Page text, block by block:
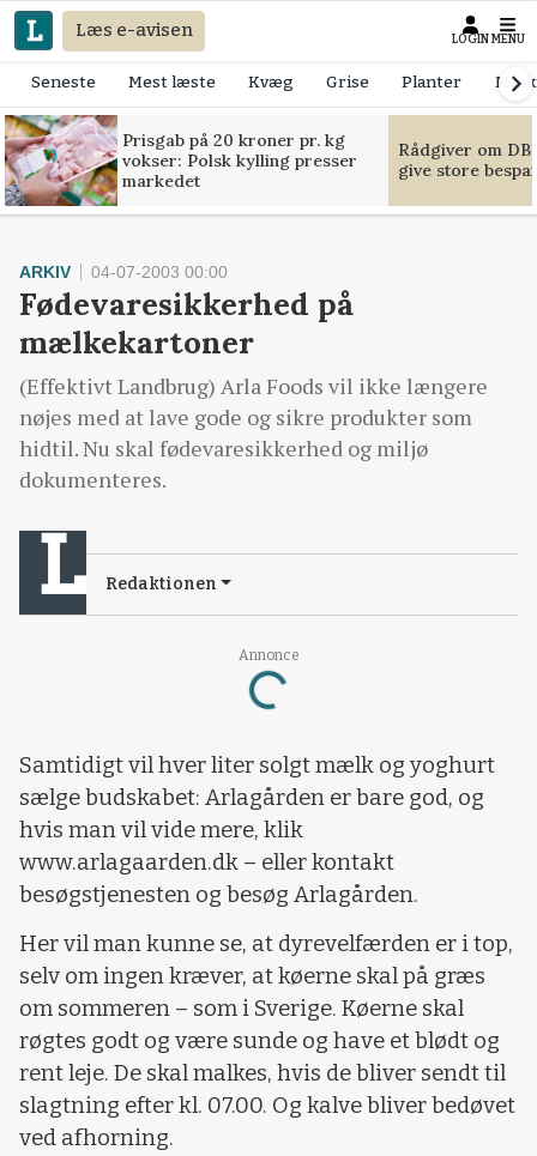
Læs e-avisen LOGIN MENU
Seneste Mest læste Kvæg Grise Planter
Prisgab på 20 kroner pr. kg
vokser: Polsk kylling presser
markedet
Rådgiver om
give store
Annonce
Loading...
ARKIV 04-07-2003 00:00
Fødevaresikkerhed på
mælkekartoner
(Effektivt Landbrug) Arla Foods vil ikke længere
nøjes med at lave gode og sikre produkter som
hidtil. Nu skal fødevaresikkerhed og miljø
dokumenteres.
Redaktionen
Samtidigt vil hver liter solgt mælk og yoghurt
sælge budskabet: Arlagården er bare god, og
hvis man vil vide mere, klik
www.arlagaarden.dk – eller kontakt
besøgstjenesten og besøg Arlagården.
Her vil man kunne se, at dyrevelfærden er i top,
selv om ingen kræver, at køerne skal på græs
om sommeren – som i Sverige. Køerne skal
røgtes godt og være sunde og have et blødt og
rent leje. De skal malkes, hvis de bliver sendt til
slagtning efter kl. 07.00. Og kalve bliver bedøvet
ved afhorning.